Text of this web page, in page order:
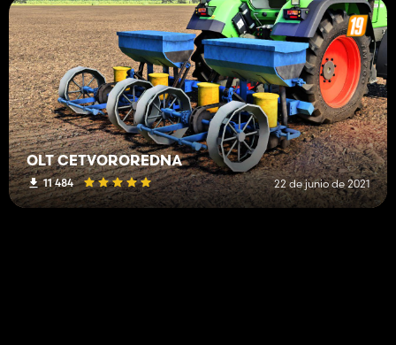
OLT CETVOROREDNA
11 484 22 de junio de 2021